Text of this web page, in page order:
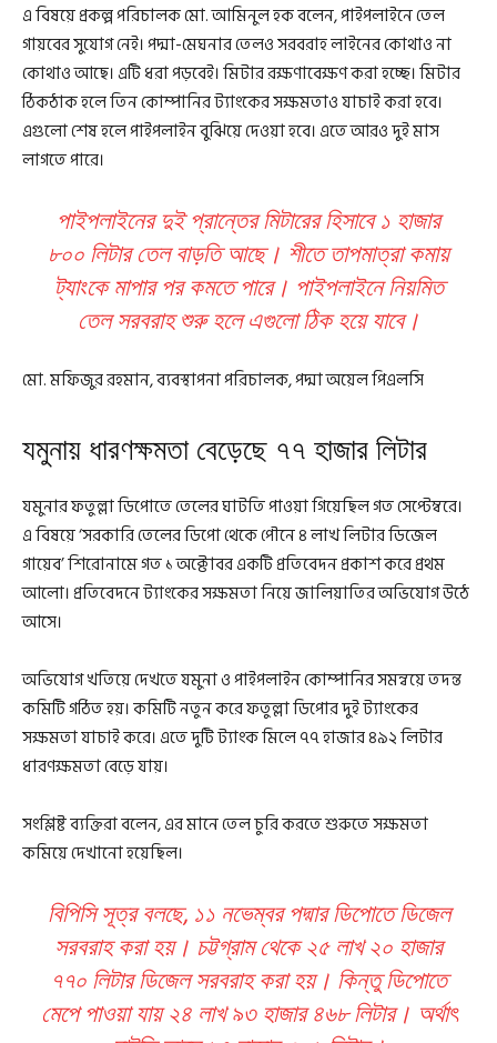
এ বিষয়ে প্রকল্প পরিচালক মো. আমিনুল হক বলেন, পাইপলাইনে তেল
গায়বের সুযোগ নেই। পদ্মা-মেঘনার তেলও সরবরাহ লাইনের কোথাও না
কোথাও আছে। এটি ধরা পড়বেই। মিটার রক্ষণাবেক্ষণ করা হচ্ছে। মিটার
ঠিকঠাক হলে তিন কোম্পানির ট্যাংকের সক্ষমতাও যাচাই করা হবে।
এগুলো শেষ হলে পাইপলাইন বুঝিয়ে দেওয়া হবে। এতে আরও দুই মাস
লাগতে পারে।
পাইপলাইনের দুই প্রান্তের মিটারের হিসাবে ১ হাজার
৮০০ লিটার তেল বাড়তি আছে। শীতে তাপমাত্রা কমায়
ট্যাংকে মাপার পর কমতে পারে। পাইপলাইনে নিয়মিত
তেল সরবরাহ শুরু হলে এগুলো ঠিক হয়ে যাবে।
মো. মফিজুর রহমান, ব্যবস্থাপনা পরিচালক, পদ্মা অয়েল পিএলসি
যমুনায় ধারণক্ষমতা বেড়েছে ৭৭ হাজার লিটার
যমুনার ফতুল্লা ডিপোতে তেলের ঘাটতি পাওয়া গিয়েছিল গত সেপ্টেম্বরে।
এ বিষয়ে ‘সরকারি তেলের ডিপো থেকে পৌনে ৪ লাখ লিটার ডিজেল
গায়েব’ শিরোনামে গত ১ অক্টোবর একটি প্রতিবেদন প্রকাশ করে প্রথম
আলো। প্রতিবেদনে ট্যাংকের সক্ষমতা নিয়ে জালিয়াতির অভিযোগ উঠে
আসে।
অভিযোগ খতিয়ে দেখতে যমুনা ও পাইপলাইন কোম্পানির সমন্বয়ে তদন্ত
কমিটি গঠিত হয়। কমিটি নতুন করে ফতুল্লা ডিপোর দুই ট্যাংকের
সক্ষমতা যাচাই করে। এতে দুটি ট্যাংক মিলে ৭৭ হাজার ৪৯২ লিটার
ধারণক্ষমতা বেড়ে যায়।
সংশ্লিষ্ট ব্যক্তিরা বলেন, এর মানে তেল চুরি করতে শুরুতে সক্ষমতা
কমিয়ে দেখানো হয়েছিল।
বিপিসি সূত্র বলছে, ১১ নভেম্বর পদ্মার ডিপোতে ডিজেল
সরবরাহ করা হয়। চট্টগ্রাম থেকে ২৫ লাখ ২০ হাজার
৭৭০ লিটার ডিজেল সরবরাহ করা হয়। কিন্তু ডিপোতে
মেপে পাওয়া যায় ২৪ লাখ ৯৩ হাজার ৪৬৮ লিটার। অর্থাৎ